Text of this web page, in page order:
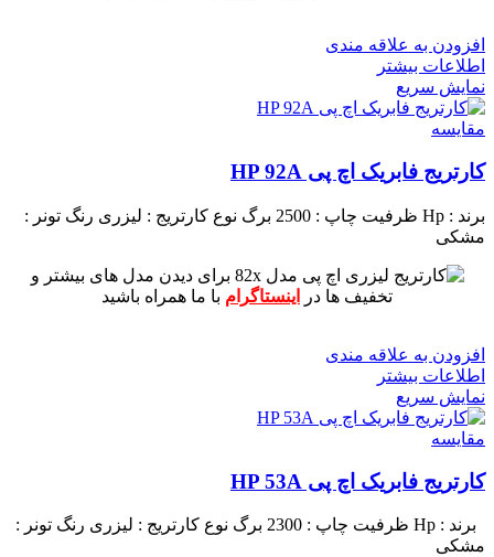
افزودن به علاقه مندی
اطلاعات بیشتر
نمایش سریع
مقايسه
کارتریج فابریک اچ پی HP 92A
برند : Hp ظرفیت چاپ : 2500 برگ نوع کارتریج : لیزری رنگ تونر :
مشکی
برای دیدن مدل های بیشتر و
تخفیف ها در
اینستاگرام با ما همراه باشید
افزودن به علاقه مندی
اطلاعات بیشتر
نمایش سریع
مقايسه
کارتریج فابریک اچ پی HP 53A
برند : Hp ظرفیت چاپ : 2300 برگ نوع کارتریج : لیزری رنگ تونر :
مشکی